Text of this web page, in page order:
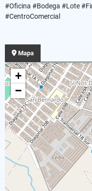
#Oficina #Bodega #Lote
#CentroComercial
Mapa
+
−